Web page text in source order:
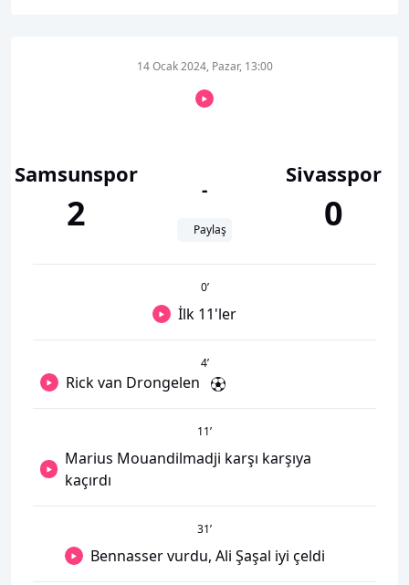
Samsunspor
2
14 Ocak 2024, Pazar, 13:00
-
Paylaş
Sivasspor
0
0’
İlk 11'ler
4’
Rick van Drongelen
11’
Marius Mouandilmadji karşı karşıya
kaçırdı
31’
Bennasser vurdu, Ali Şaşal iyi çeldi